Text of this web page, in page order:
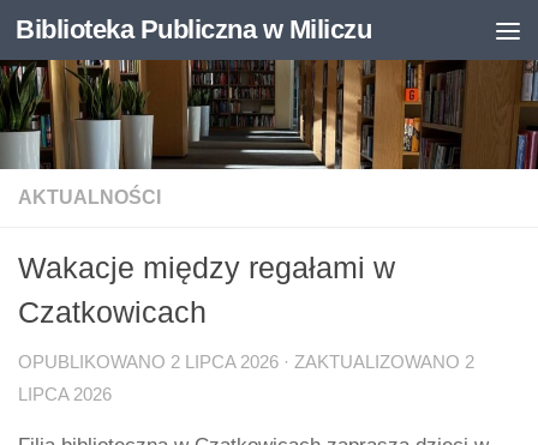
Otwórz pasek narzędzi
Skip to content
Biblioteka Publiczna w Miliczu
AKTUALNOŚCI
Wakacje między regałami w
Czatkowicach
OPUBLIKOWANO 2 LIPCA 2026 · ZAKTUALIZOWANO 2
LIPCA 2026